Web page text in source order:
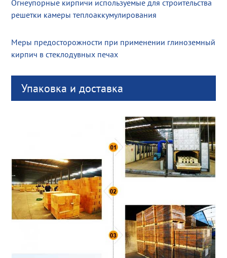
Огнеупорные кирпичи используемые для строительства
решетки камеры теплоаккумулирования
Меры предосторожности при применении глиноземный
кирпич в стеклодувных печах
Упаковка и доставка